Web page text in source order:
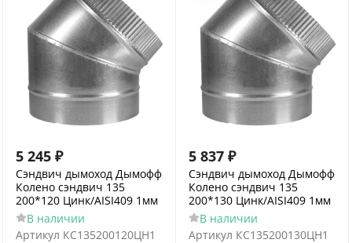
5 245 ₽
Сэндвич дымоход Дымофф
Колено сэндвич 135
200*120 Цинк/AISI409 1мм
В наличии
Артикул КС135200120ЦН1
5 837 ₽
Сэндвич дымоход Дымофф
Колено сэндвич 135
200*130 Цинк/AISI409 1мм
В наличии
Артикул КС135200130ЦН1